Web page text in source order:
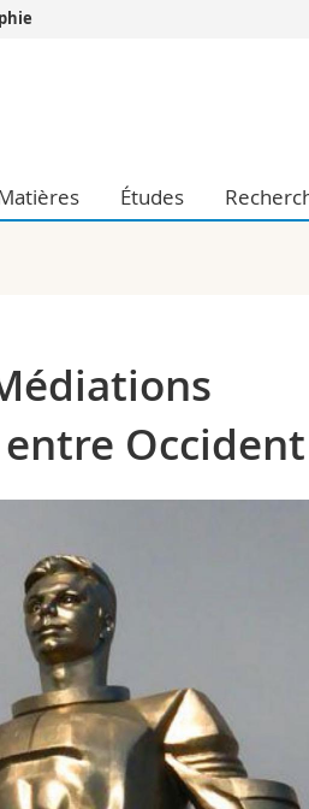
humaines
et de la formation
Études